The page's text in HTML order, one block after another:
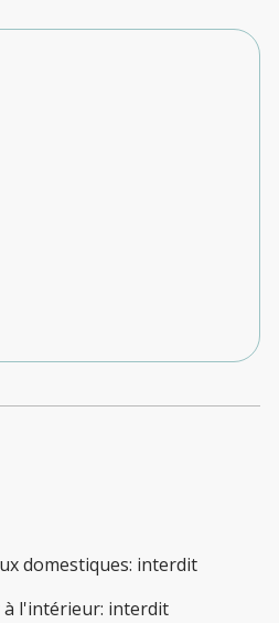
domestiques: interdit
à l'intérieur: interdit